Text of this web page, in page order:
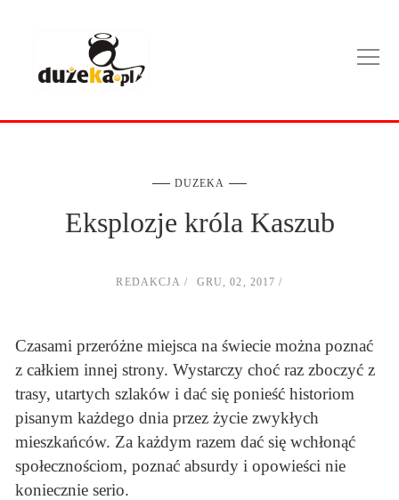
DUZEKA
Eksplozje króla Kaszub
REDAKCJA GRU, 02, 2017
Czasami przeróżne miejsca na świecie można poznać
z całkiem innej strony. Wystarczy choć raz zboczyć z
trasy, utartych szlaków i dać się ponieść historiom
pisanym każdego dnia przez życie zwykłych
mieszkańców. Za każdym razem dać się wchłonąć
społecznościom, poznać absurdy i opowieści nie
koniecznie serio.